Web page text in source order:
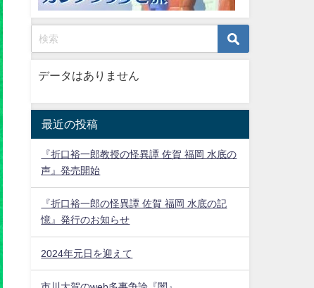
データはありません
最近の投稿
『折口裕一郎教授の怪異譚 佐賀 福岡 水底の
声』発売開始
『折口裕一郎の怪異譚 佐賀 福岡 水底の記
憶』発行のお知らせ
2024年元日を迎えて